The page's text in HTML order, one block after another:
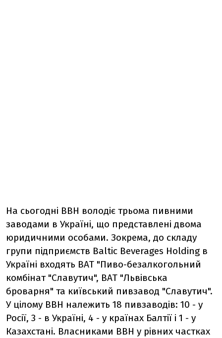
На сьогодні BBH володіє трьома пивними
заводами в Україні, що представлені двома
юридичними особами. Зокрема, до складу
групи підприємств Baltic Beverages Holding в
Україні входять ВАТ "Пиво-безалкогольний
комбінат "Славутич", ВАТ "Львівська
броварня" та київський пивзавод "Славутич".
У цілому ВВН належить 18 пивзаводів: 10 - у
Росії, 3 - в Україні, 4 - у країнах Балтії і 1 - у
Казахстані. Власниками BBH у рівних частках